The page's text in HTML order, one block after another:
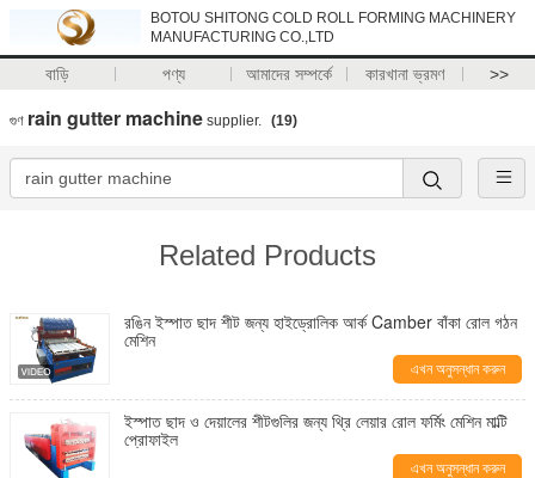
BOTOU SHITONG COLD ROLL FORMING MACHINERY
MANUFACTURING CO.,LTD
বাড়ি পণ্য আমাদের সম্পর্কে কারখানা ভ্রমণ >>
গুণ rain gutter machine supplier. (19)
Related Products
রঙিন ইস্পাত ছাদ শীট জন্য হাইড্রোলিক আর্ক Camber বাঁকা রোল গঠন
মেশিন
এখন অনুসন্ধান করুন
ইস্পাত ছাদ ও দেয়ালের শীটগুলির জন্য থ্রি লেয়ার রোল ফর্মিং মেশিন মাল্টি
প্রোফাইল
এখন অনুসন্ধান করুন